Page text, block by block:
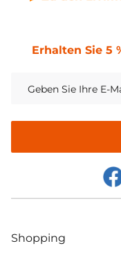
Erhalten Sie 5
Shopping